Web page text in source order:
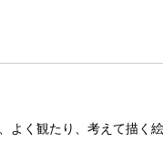
く観たり、考えて描く